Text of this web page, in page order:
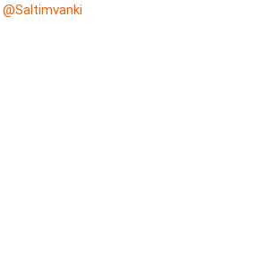
@Saltimvanki